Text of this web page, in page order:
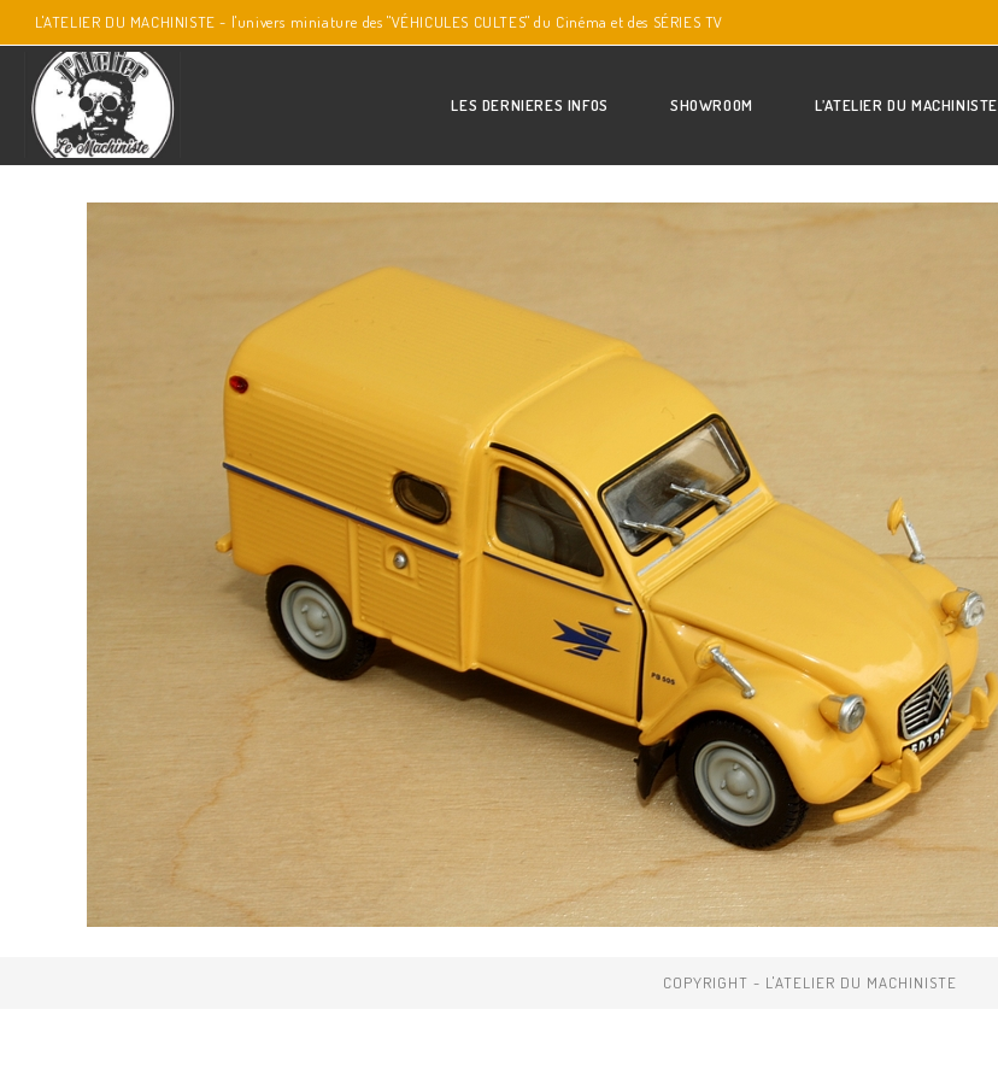
L'ATELIER DU MACHINISTE - l'univers miniature des "VÉHICULES CULTES" du Cinéma et des SÉRIES TV
LES DERNIERES INFOS SHOWROOM L’ATELIER DU MACHINISTE
COPYRIGHT - L'ATELIER DU MACHINISTE